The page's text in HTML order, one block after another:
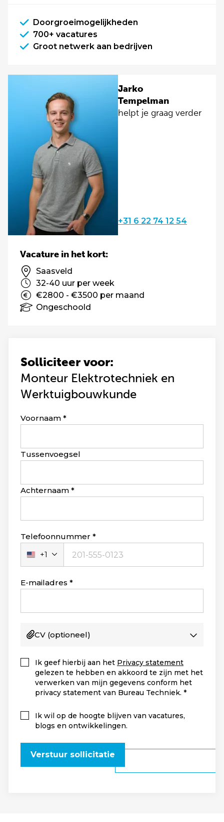
Doorgroeimogelijkheden
700+ vacatures
Groot netwerk aan bedrijven
Jarko
Tempelman
helpt je graag verder
+31 6 22 74 12 54
Solliciteer voor:
Monteur Elektrotechniek en
Werktuigbouwkunde
Leave
blank
Voornaam
Tussenvoegsel
Achternaam
Telefoonnummer
Verenigde
Staten
+1
+1
E-mailadres
CV (optioneel)
Ik geef hierbij aan het Privacy statement
gelezen te hebben en akkoord te zijn met het
verwerken van mijn gegevens conform het
privacy statement van Bureau Techniek.
Ik wil op de hoogte blijven van vacatures,
blogs en ontwikkelingen.
Verstuur sollicitatie
Vacature in het kort:
Saasveld
32-40 uur per week
€2800 - €3500 per maand
Ongeschoold